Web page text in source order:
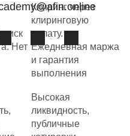
риск
Нет
Клиринг через
клиринговую
палату.
Ежедневная маржа
и гарантия
выполнения
Высокая
ликвидность,
публичные